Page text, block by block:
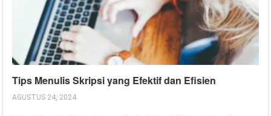
Tips Menulis Skripsi yang Efektif dan Efisien
AGUSTUS 24, 2024